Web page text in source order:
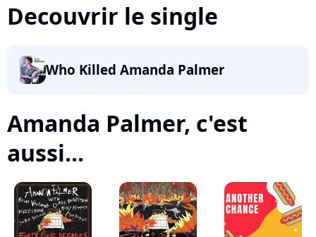
Decouvrir le single
Who Killed Amanda Palmer
Amanda Palmer, c'est
aussi...